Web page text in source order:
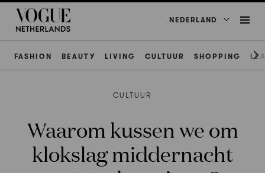
NEDERLAND
FASHION BEAUTY LIVING CULTUUR SHOPPING
CULTUUR
Waarom kussen we om
klokslag middernacht